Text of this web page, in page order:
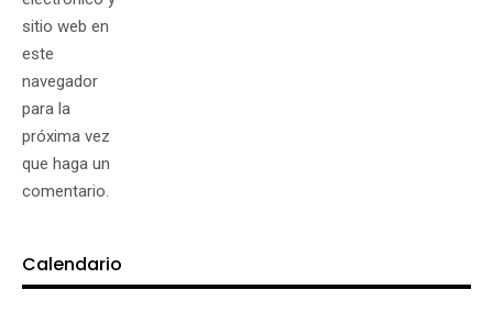
sitio web en
este
navegador
para la
próxima vez
que haga un
comentario.
Calendario